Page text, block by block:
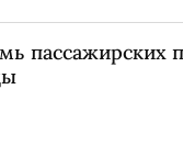
пассажирских